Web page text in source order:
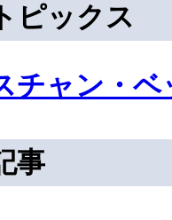
ピックス
チャン・ベ
事